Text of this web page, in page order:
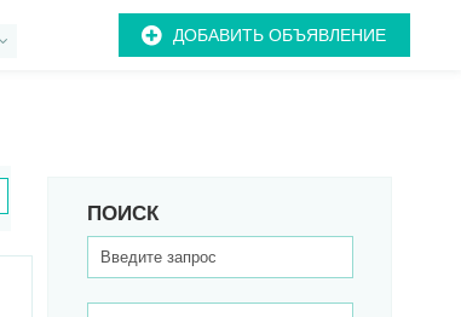
ДОБАВИТЬ ОБЪЯВЛЕНИЕ
ПОИСК